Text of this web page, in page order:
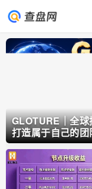
GLOTURE｜全
打造属于自己的
加入 GLOTURE！